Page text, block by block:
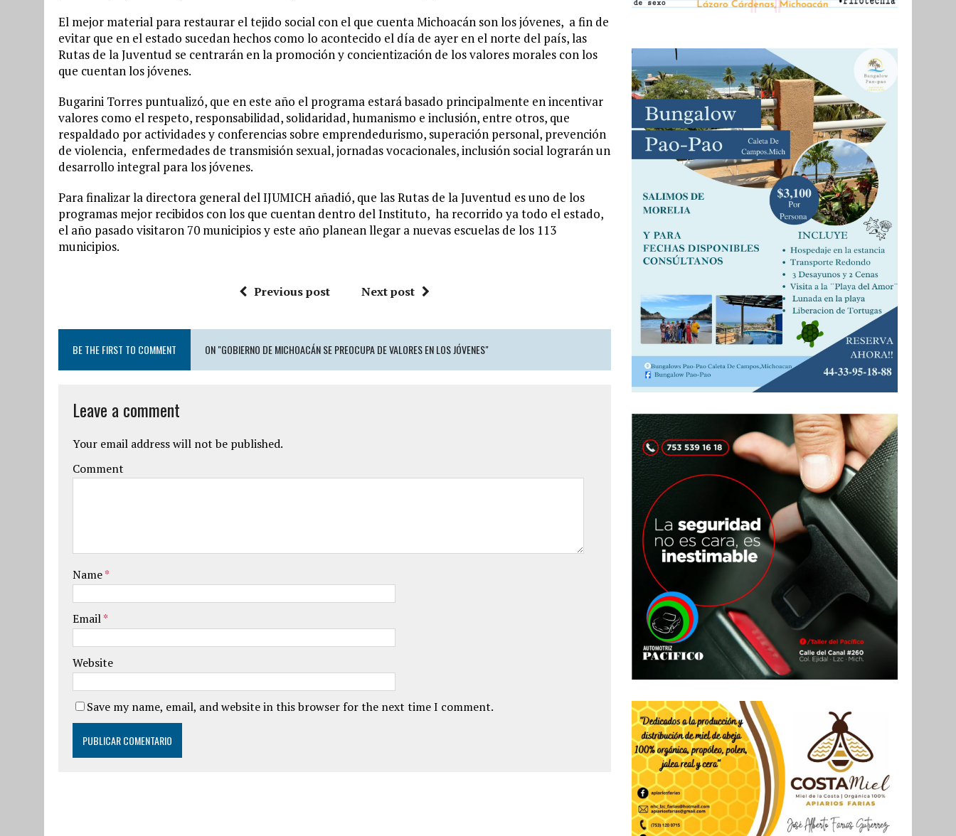
El mejor material para restaurar el tejido social con el que cuenta Michoacán son los jóvenes, a fin de
evitar que en el estado sucedan hechos como lo acontecido el día de ayer en el norte del país, las
Rutas de la Juventud se centrarán en la promoción y concientización de los valores morales con los
que cuentan los jóvenes.
Bugarini Torres puntualizó, que en este año el programa estará basado principalmente en incentivar
valores como el respeto, responsabilidad, solidaridad, humanismo e inclusión, entre otros, que
respaldado por actividades y conferencias sobre emprendedurismo, superación personal, prevención
de violencia, enfermedades de transmisión sexual, jornadas vocacionales, inclusión social lograrán un
desarrollo integral para los jóvenes.
Para finalizar la directora general del IJUMICH añadió, que las Rutas de la Juventud es uno de los
programas mejor recibidos con los que cuentan dentro del Instituto, ha recorrido ya todo el estado,
el año pasado visitaron 70 municipios y este año planean llegar a nuevas escuelas de los 113
municipios.
Previous post Next post
BE THE FIRST TO COMMENT ON "GOBIERNO DE MICHOACÁN SE PREOCUPA DE VALORES EN LOS JÓVENES"
Leave a comment
Your email address will not be published.
Comment
Name*
Email*
Website
Save my name, email, and website in this browser for the next time I comment.